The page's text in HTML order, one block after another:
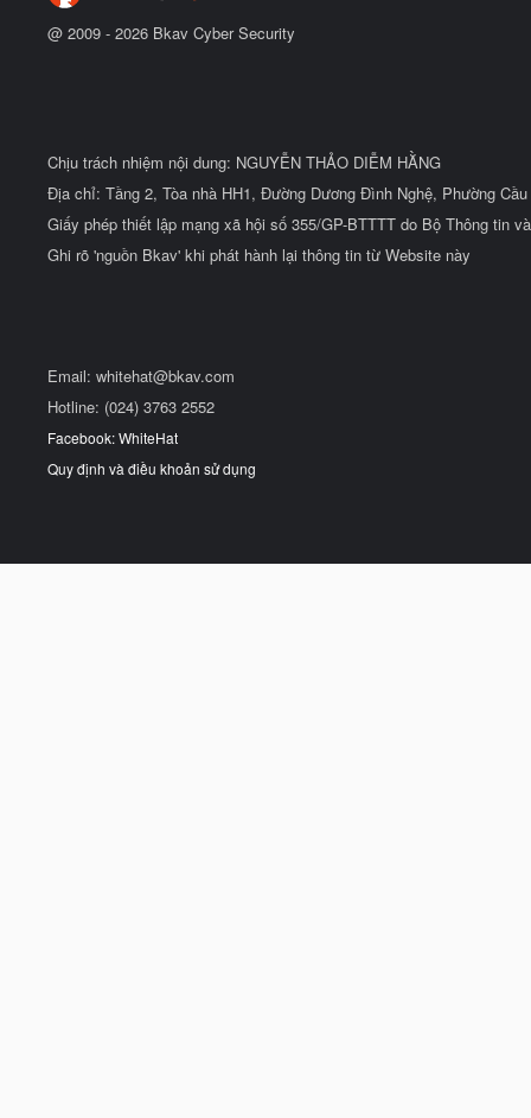
@ 2009 - 2026 Bkav Cyber Security
Chịu trách nhiệm nội dung: NGUYỄN THẢO DIỄM HẰNG
Địa chỉ: Tầng 2, Tòa nhà HH1, Đường Dương Đình Nghệ, Phường
Giấy phép thiết lập mạng xã hội số 355/GP-BTTTT do Bộ Thông tin
Ghi rõ 'nguồn Bkav' khi phát hành lại thông tin từ Website này
Email: whitehat@bkav.com
Hotline: (024) 3763 2552
Facebook: WhiteHat
Quy định và điều khoản sử dụng